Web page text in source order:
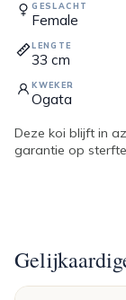
GESLACHT
Female
LENGTE
33 cm
KWEKER
Ogata
Deze koi blijft in
garantie op